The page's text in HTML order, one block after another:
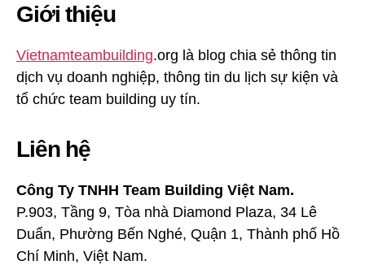
Giới thiệu
Vietnamteambuilding.org là blog chia sẻ thông tin
dịch vụ doanh nghiệp, thông tin du lịch sự kiện và
tổ chức team building uy tín.
Liên hệ
Công Ty TNHH Team Building Việt Nam.
P.903, Tầng 9, Tòa nhà Diamond Plaza, 34 Lê
Duẩn, Phường Bến Nghé, Quận 1, Thành phố Hồ
Chí Minh, Việt Nam.